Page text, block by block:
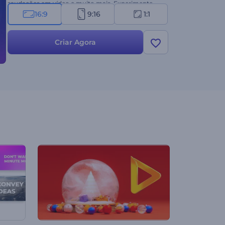
saudações em vídeo e muito mais. Experimente
agora!
16:9 9:16 1:1
Criar Agora